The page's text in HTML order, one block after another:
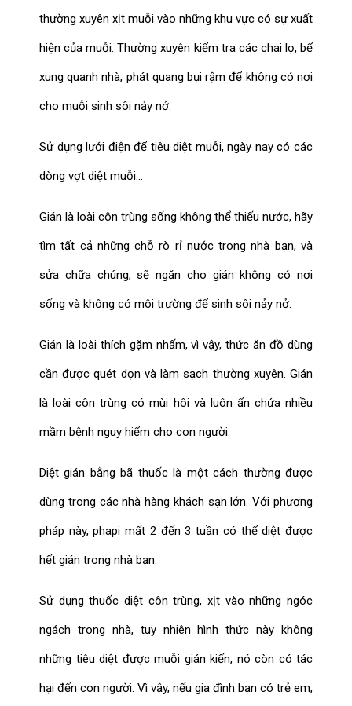
thường xuyên xịt muỗi vào những khu vực có sự xuất
hiện của muỗi. Thường xuyên kiểm tra các chai lọ, bể
xung quanh nhà, phát quang bụi rậm để không có nơi
cho muỗi sinh sôi nảy nở.
Sử dụng lưới điện để tiêu diệt muỗi, ngày nay có các
dòng vợt diệt muỗi...
Gián là loài côn trùng sống không thể thiếu nước, hãy
tìm tất cả những chỗ rò rỉ nước trong nhà bạn, và
sửa chữa chúng, sẽ ngăn cho gián không có nơi
sống và không có môi trường để sinh sôi nảy nở.
Gián là loài thích gặm nhấm, vì vậy, thức ăn đồ dùng
cần được quét dọn và làm sạch thường xuyên. Gián
là loài côn trùng có mùi hôi và luôn ẩn chứa nhiều
mầm bệnh nguy hiểm cho con người.
Diệt gián bằng bã thuốc là một cách thường được
dùng trong các nhà hàng khách sạn lớn. Với phương
pháp này, phapi mất 2 đến 3 tuần có thể diệt được
hết gián trong nhà bạn.
Sử dụng thuốc diệt côn trùng, xịt vào những ngóc
ngách trong nhà, tuy nhiên hình thức này không
những tiêu diệt được muỗi gián kiến, nó còn có tác
hại đến con người. Vì vậy, nếu gia đình bạn có trẻ em,